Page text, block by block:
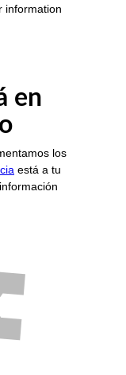
information
en
los
está a tu